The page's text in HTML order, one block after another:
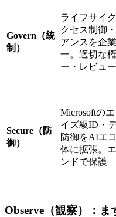
Govern（統
制）
ライフサイ
クセス制御
アンスを企
一。適切な
ー・レビュ
Secure（防
御）
Microsoftの
イズ級ID・
防御をAIエ
体に拡張。
ンドで保護
Observe（観察）：